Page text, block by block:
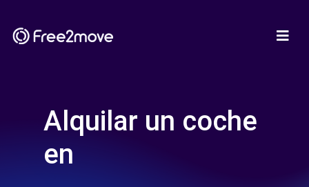
Alquilar un coche
en